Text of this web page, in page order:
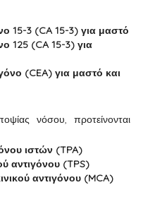
15-3 (CA 15-3) για μαστό
125 (CA 15-3) για
(CEA) για μαστό και
νόσου, προτείνονται
ιστών (TPA)
αντιγόνου (TPS)
αντιγόνου (MCA)